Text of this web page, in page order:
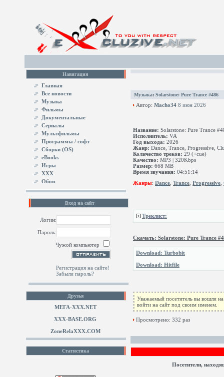
Навигация
Главная
Все новости
Музыка
Фильмы
Документальные
Сериалы
Мультфильмы
Программы / софт
Сборки (OS)
eBooks
Игры
XXX
Обои
Вход на сайт
Логин:
Пароль:
Чужой компьютер
Регистрация на сайте!
Забыли пароль?
Друзья
МЕГА-ХХХ.NET
XXX-BASE.ORG
ZoneRelaXXX.COM
Статистика
Музыка: Solarstone: Pure Trance #486
Автор: Macho34 8 июн 2026
Название: Solarstone: Pure Trance
Исполнитель: VA
Год выхода: 2026
Жанр: Dance, Trance, Progressive,
Количество треков: 29 (+cue)
Качество: MP3 | 320Kbps
Размер: 668 MB
Время звучания: 04:51:14
Жанры: Dance Trance Progressive
Треклист:
Скачать: Solarstone: Pure Trance
Download: Turbobit
Download: Hitfile
Уважаемый посетитель вы вошли на
войти на сайт под своим именем.
Просмотрено: 332 раз
Посетители,